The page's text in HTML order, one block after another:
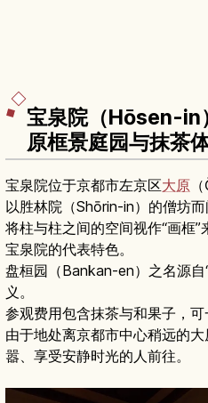
宝泉院（Hōsen-in
原框景庭园与抹茶
宝泉院位于京都市左京区大原
以胜林院（Shōrin-in）的僧坊而
将柱与柱之间的空间视作“画框”
宝泉院的代表特色。
盘桓园（Bankan-en）之名源自
义。
参观费用包含抹茶与和果子，可
由于地处离京都市中心稍远的
嚣、享受安静时光的人前往。